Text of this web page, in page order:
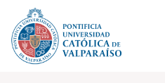
Click acá para ir directamente al